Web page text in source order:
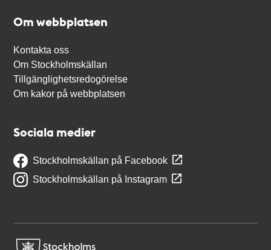
Om webbplatsen
Kontakta oss
Om Stockholmskällan
Tillgänglighetsredogörelse
Om kakor på webbplatsen
Sociala medier
Stockholmskällan på Facebook
Stockholmskällan på Instagram